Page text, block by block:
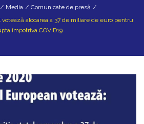
/ Media / Comunicate de presă /
alocarea a 37 de miliare de euro pentru
împotriva COVID19